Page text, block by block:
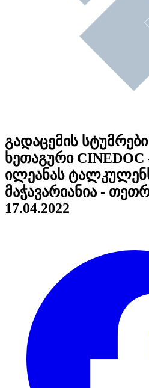
გადაცემის
ხეთაგური
ილეანას
მაჭავარიანია -
17.04.2022